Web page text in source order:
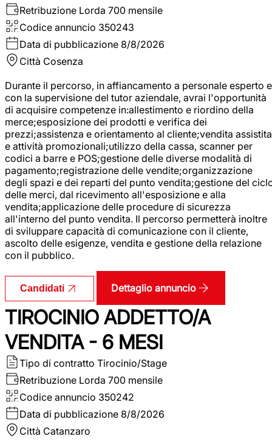
Retribuzione Lorda 700 mensile
Codice annuncio 350243
Data di pubblicazione 8/8/2026
Città Cosenza
Durante il percorso, in affiancamento a personale esperto e
con la supervisione del tutor aziendale, avrai l'opportunità
di acquisire competenze in:allestimento e riordino della
merce;esposizione dei prodotti e verifica dei
prezzi;assistenza e orientamento al cliente;vendita assistita
e attività promozionali;utilizzo della cassa, scanner per
codici a barre e POS;gestione delle diverse modalità di
pagamento;registrazione delle vendite;organizzazione
degli spazi e dei reparti del punto vendita;gestione del
delle merci, dal ricevimento all'esposizione e alla
vendita;applicazione delle procedure di sicurezza
all'interno del punto vendita. Il percorso permetterà inoltre
di sviluppare capacità di comunicazione con il cliente,
ascolto delle esigenze, vendita e gestione della relazione
con il pubblico.
Candidati Dettaglio annuncio
TIROCINIO ADDETTO/A
VENDITA - 6 MESI
Tipo di contratto Tirocinio/Stage
Retribuzione Lorda 700 mensile
Codice annuncio 350242
Data di pubblicazione 8/8/2026
Città Catanzaro